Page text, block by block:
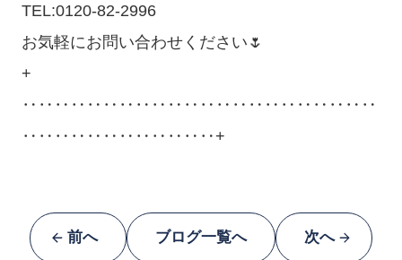
TEL:0120-82-2996
お気軽にお問い合わせください🌷
+
‥‥‥‥‥‥‥‥‥‥‥‥‥‥‥‥‥‥‥‥‥‥
‥‥‥‥‥‥‥‥‥‥‥‥+
前へ ブログ一覧へ 次へ